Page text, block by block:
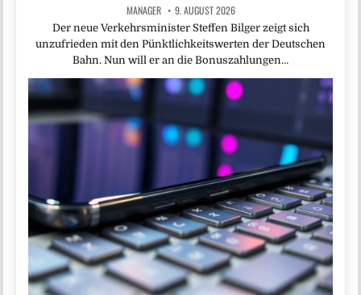
MANAGER 9. AUGUST 2026
Der neue Verkehrsminister Steffen Bilger zeigt sich
unzufrieden mit den Pünktlichkeitswerten der Deutschen
Bahn. Nun will er an die Bonuszahlungen…